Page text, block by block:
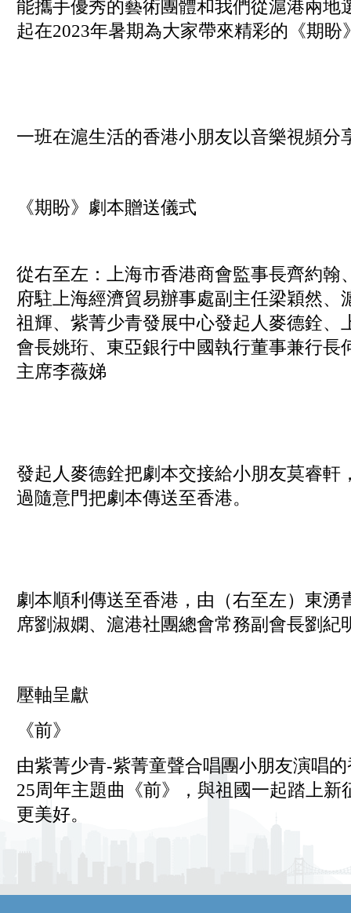
能攜手優秀的藝術團體和我們從滬港兩地
起在2023年暑期為大家帶來精彩的《期盼
一班在滬生活的香港小朋友以音樂視頻分
《期盼》劇本贈送儀式
從右至左：上海市香港商會監事長齊約翰
府駐上海經濟貿易辦事處副主任梁穎然、
祖輝、紫菁少青發展中心發起人麥德銓、
會長姚珩、東亞銀行中國執行董事兼行長
主席李薇娣
發起人麥德銓把劇本交接給小朋友莫睿軒
過隨意門把劇本傳送至香港。
劇本順利傳送至香港，由（右至左）東湧
席劉淑嫻、滬港社團總會常務副會長劉紀
壓軸呈獻
《前》
由紫菁少青-紫菁童聲合唱團小朋友演唱
25周年主題曲《前》，與祖國一起踏上新
更美好。